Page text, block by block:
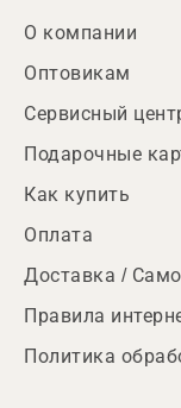
О компании
Оптовикам
Сервисный
Подарочные
Как купить
Оплата
Доставка /
Правила
Политика